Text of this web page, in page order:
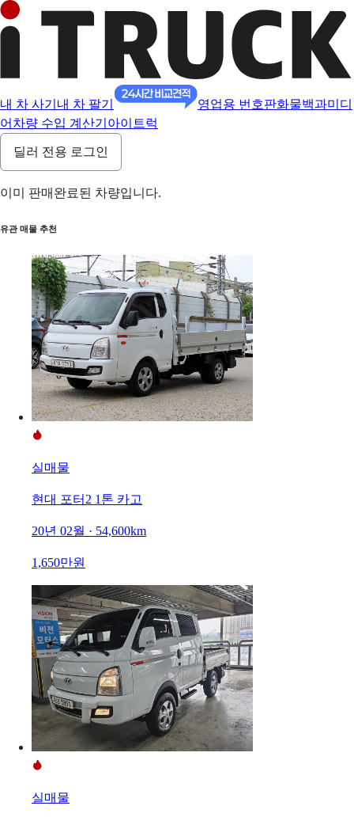
내 차 사기 내 차 팔기 영업용 번호판화물백과미디
어 차량 수입 계산기 아이트럭
딜러 전용 로그인
이미 판매완료된 차량입니다.
유관 매물 추천
실매물
현대 포터2 1톤 카고
20년 02월 · 54,600km
1,650만원
실매물